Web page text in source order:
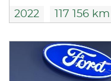
2022 117 156 km